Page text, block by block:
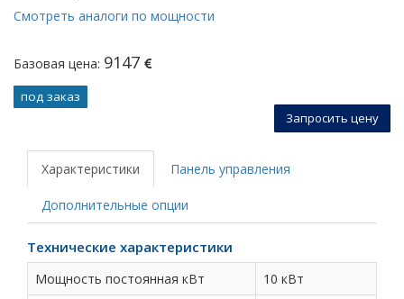
Смотреть аналоги по мощности
Базовая цена: 9147
под заказ
Запросить цену
Характеристики Панель управления
Дополнительные опции
Технические характеристики
Мощность постоянная кВт 10 кВт